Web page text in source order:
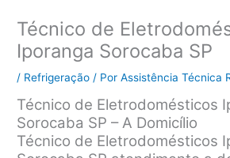
Técnico de
Iporanga Sorocaba SP
/ Refrigeração / PorAssistência Técnica
Técnico de Eletrodomésticos
Sorocaba SP – A Domicílio
Técnico de Eletrodomésticos